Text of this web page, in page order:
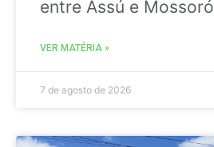
entre Assú e Mossoró
VER MATÉRIA »
7 de agosto de 2026